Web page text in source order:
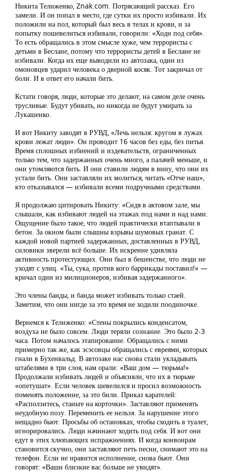
Никита Телиженко, Znak.com. Потрясающий рассказ. Его
замели. И он попал в место, где сутки их просто избивали. Их
положили на пол, который был весь в телах и крови, и за
попытку пошевелиться избивали, говорили: «Ходи под себя».
То есть обращались в этом смысле хуже, чем террористы с
детьми в Беслане, потому что террористы детей в Беслане не
избивали. Когда их еще выводили из автозака, один из
омоновцев ударил человека о дверной косяк. Тот закричал от
боли. И в ответ его начали бить.
Кстати говоря, люди, которые это делают, на самом деле очень
трусливые. Будут убивать, но никогда не будут умирать за
Лукашенко.
И вот Никиту заводят в РУВД, «Лечь нельзя: кругом в лужах
крови лежат люди». Он проводит 16 часов без еды, без питья.
Время сплошных избиений и издевательств, ограниченных
только тем, что задержанных очень много, а палачей меньше, и
они утомляются бить. И они ставили людям в вину, что они их
устали бить. Они заставляли их молиться, читать «Отче наш»,
кто отказывался — избивали всеми подручными средствами.
Я продолжаю цитировать Никиту: «Сидя в актовом зале, мы
слышали, как избивают людей на этажах под нами и над нами.
Ощущение было такое, что людей практически втаптывали в
бетон. За окном были слышны взрывы шумовых гранат. С
каждой новой партией задержанных, доставленных в РУВД,
силовики зверели всё больше. Их искренне удивляла
активность протестующих. Они был в бешенстве, что люди не
уходят с улиц. «Ты, сука, против кого баррикады поставил!» —
кричал один из милиционеров, избивая задержанного».
Это члены банды, и банда может избивать только стаей.
Заметим, что они нигде за это время не ходили поодиночке.
Вернемся к Телиженко: «Стены покрылись конденсатом,
воздуха не было совсем. Люди теряли сознание. Это было 2-3
часа. Потом началось этапирование. Обращались с ними
примерно так же, как эсэсовцы обращались с евреями, которых
гнали в Бухенвальд. В автозаке нас снова стали укладывать
штабелями в три слоя, нам орали: «Ваш дом — тюрьма!»
Продолжали избивать людей и объясняли, что их в тюрьме
«опетушат». Если человек шевелился и просил возможность
поменять положение, за это били. Приказ карателей:
«Расползитесь, станьте на корточки». Заставляют применять
неудобную позу. Переменить ее нельзя. За нарушение этого
нещадно бьют. Просьбы об остановках, чтобы сходить в туалет,
игнорировались. Люди начинают ходить под себя. И вот они
едут в этих хлюпающих испражнениях. И когда конвоирам
становится скучно, они заставляют петь песни, снимают это на
телефон. Если не нравится исполнение, снова бьют. Они
говорят: «Ваши близкие вас больше не увидят».